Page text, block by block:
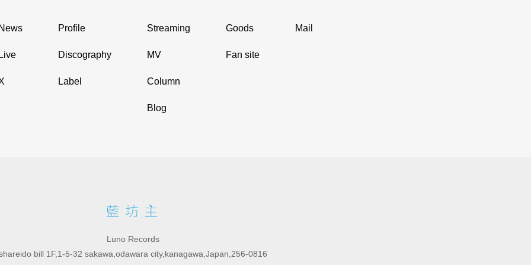
Profile
Discography
Label
Streaming
MV
Column
Blog
Goods
Fan site
Mail
Luno Records
bill 1F,1-5-32 sakawa,odawara city,kanagawa,Japan,256-0816